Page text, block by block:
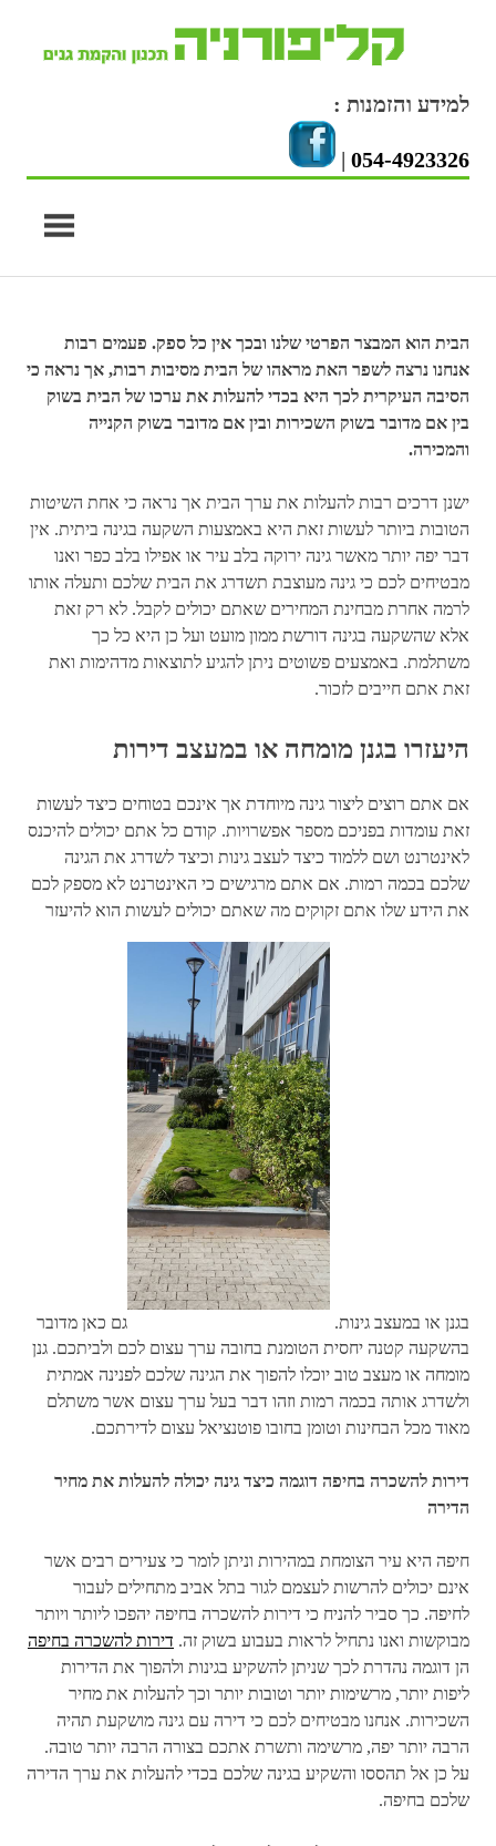
למידע והזמנות :
054-4923326
|
הבית הוא המבצר הפרטי שלנו ובכך אין כל ספק. פעמים רבות
אנחנו נרצה לשפר האת מראהו של הבית מסיבות רבות, אך נראה כי
הסיבה העיקרית לכך היא בכדי להעלות את ערכו של הבית בשוק
בין אם מדובר בשוק השכירות ובין אם מדובר בשוק הקנייה
והמכירה.
ישנן דרכים רבות להעלות את ערך הבית אך נראה כי אחת השיטות
הטובות ביותר לעשות זאת היא באמצעות השקעה בגינה ביתית. אין
דבר יפה יותר מאשר גינה ירוקה בלב עיר או אפילו בלב כפר ואנו
מבטיחים לכם כי גינה מעוצבת תשדרג את הבית שלכם ותעלה אותו
לרמה אחרת מבחינת המחירים שאתם יכולים לקבל. לא רק זאת
אלא שהשקעה בגינה דורשת ממון מועט ועל כן היא כל כך
משתלמת. באמצעים פשוטים ניתן להגיע לתוצאות מדהימות ואת
זאת אתם חייבים לזכור.
היעזרו בגנן מומחה או במעצב דירות
אם אתם רוצים ליצור גינה מיוחדת אך אינכם בטוחים כיצד לעשות
זאת עומדות בפניכם מספר אפשרויות. קודם כל אתם יכולים להיכנס
לאינטרנט ושם ללמוד כיצד לעצב גינות וכיצד לשדרג את הגינה
שלכם בכמה רמות. אם אתם מרגישים כי האינטרנט לא מספק לכם
את הידע שלו אתם זקוקים מה שאתם יכולים לעשות הוא להיעזר
בגנן או במעצב גינות.
גם כאן מדובר
בהשקעה קטנה יחסית הטומנת בחובה ערך עצום לכם ולביתכם. גנן
מומחה או מעצב טוב יוכלו להפוך את הגינה שלכם לפנינה אמתית
ולשדרג אותה בכמה רמות וזהו דבר בעל ערך עצום אשר משתלם
מאוד מכל הבחינות וטומן בחובו פוטנציאל עצום לדירתכם.
דירות להשכרה בחיפה דוגמה כיצד גינה יכולה להעלות את מחיר
הדירה
חיפה היא עיר הצומחת במהירות וניתן לומר כי צעירים רבים אשר
אינם יכולים להרשות לעצמם לגור בתל אביב מתחילים לעבור
לחיפה. כך סביר להניח כי דירות להשכרה בחיפה יהפכו ליותר ויותר
מבוקשות ואנו נתחיל לראות בעבוע בשוק זה. דירות להשכרה בחיפה
הן דוגמה נהדרת לכך שניתן להשקיע בגינות ולהפוך את הדירות
ליפות יותר, מרשימות יותר וטובות יותר וכך להעלות את מחיר
השכירות. אנחנו מבטיחים לכם כי דירה עם גינה מושקעת תהיה
הרבה יותר יפה, מרשימה ותשרת אתכם בצורה הרבה יותר טובה.
על כן אל תהססו והשקיע בגינה שלכם בכדי להעלות את ערך הדירה
שלכם בחיפה.